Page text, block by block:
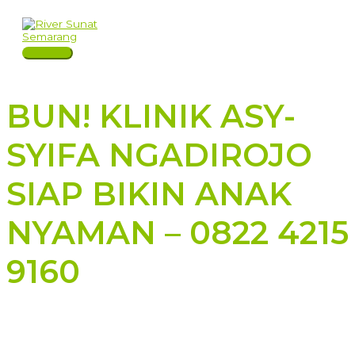
content
Main
BUN! KLINIK ASY-
SYIFA NGADIROJO
SIAP BIKIN ANAK
NYAMAN – 0822 4215
9160